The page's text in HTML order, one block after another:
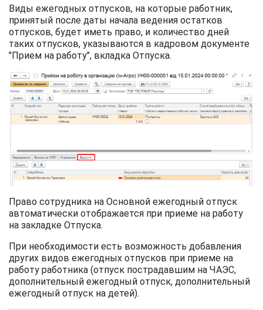
Виды ежегодных отпусков, на которые работник,
принятый после даты начала ведения остатков
отпусков, будет иметь право, и количество дней
таких отпусков, указываются в кадровом документе
"Прием на работу", вкладка Отпуска.
Право сотрудника на Основной ежегодный отпуск
автоматически отображается при приеме на работу
на закладке Отпуска.
При необходимости есть возможность добавления
других видов ежегодных отпусков при приеме на
работу работника (отпуск пострадавшим на ЧАЭС,
дополнительный ежегодный отпуск, дополнительный
ежегодный отпуск на детей).